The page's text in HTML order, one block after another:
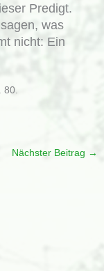
Predigt.
was
nicht: Ein
80.
Nächster Beitrag →